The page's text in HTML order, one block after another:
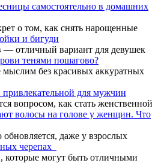
самостоятельно в домашних
о том, как снять нарощенные
и бигуди
— отличный вариант для девушек
тенями пошагово?
без красивых аккуратных
для мужчин
вопросом, как стать женственной
волосы на голове у женщин. Что
даже у взрослых
черепах
которые могут быть отличными